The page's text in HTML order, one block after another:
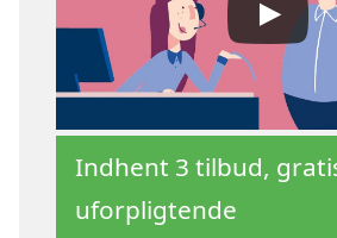
Indhent 3 tilbud,
uforpligtende